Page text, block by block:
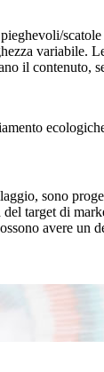
variabile.
il contenuto,
sono
target di
avere un